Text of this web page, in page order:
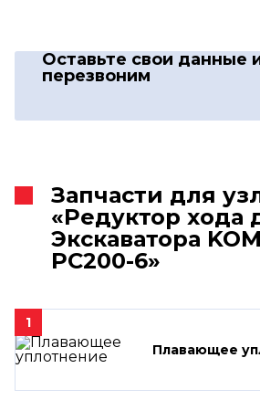
Оставьте свои данные
перезвоним
Запчасти для
«Редуктор хода
Экскаватора
PC200-6»
1
Плавающее